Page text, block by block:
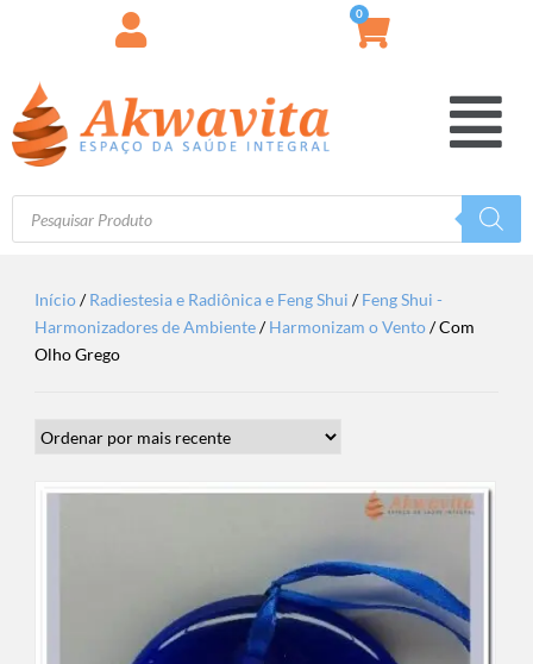
0
Início/Radiestesia e Radiônica e Feng Shui /Feng Shui -
Harmonizadores de Ambiente/Harmonizam o Vento/ Com
Olho Grego